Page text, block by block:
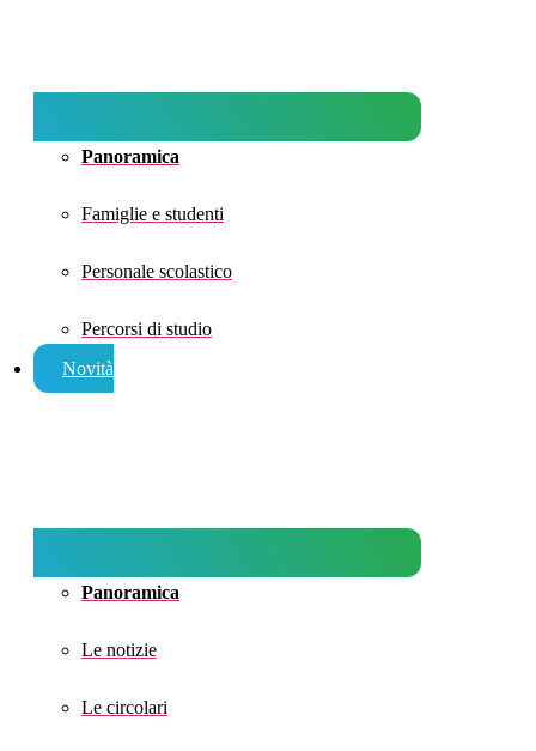
Panoramica
Famiglie e studenti
Personale scolastico
Percorsi di studio
Novità
Panoramica
Le notizie
Le circolari